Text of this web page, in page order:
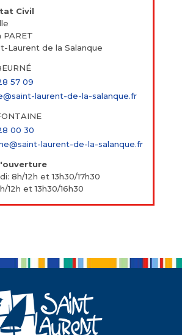
Civil
PARET
Laurent de la Salanque
57 09
laurent-de-la-salanque.fr
00 30
laurent-de-la-salanque.fr
8h/12h et 13h30/17h30
12h et 13h30/16h30